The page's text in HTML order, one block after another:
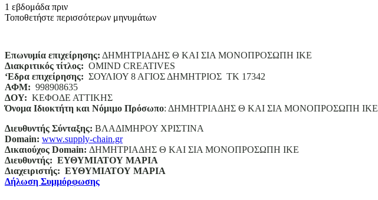
1 εβδομάδα πριν
Τοποθετήστε περισσότερων μηνυμάτων
Επωνυμία επιχείρησης: ΔΗΜΗΤΡΙΑΔΗΣ Θ ΚΑΙ ΣΙΑ ΜΟΝΟΠΡΟΣΩΠΗ ΙΚΕ
Διακριτικός τίτλος: ΟΜΙΝD CREATIVES
‘Eδρα επιχείρησης: ΣΟΥΛΙΟΥ 8 ΑΓΙΟΣ ΔΗΜΗΤΡΙΟΣ ΤΚ 17342
ΑΦΜ: 998908635
ΔΟΥ: ΚΕΦΟΔΕ ΑΤΤΙΚΗΣ
Όνομα Ιδιοκτήτη και Νόμιμο Πρόσωπο: ΔΗΜΗΤΡΙΑΔΗΣ Θ ΚΑΙ ΣΙΑ ΜΟΝΟΠΡΟΣΩΠΗ ΙΚΕ
Διευθυντής Σύνταξης: ΒΛΑΔΙΜΗΡΟΥ ΧΡΙΣΤΙΝΑ
Domain: www.supply-chain.gr
Δικαιούχος Domain: ΔΗΜΗΤΡΙΑΔΗΣ Θ ΚΑΙ ΣΙΑ ΜΟΝΟΠΡΟΣΩΠΗ ΙΚΕ
Διευθυντής: ΕΥΘΥΜΙΑΤΟΥ ΜΑΡΙΑ
Διαχειριστής: ΕΥΘΥΜΙΑΤΟΥ ΜΑΡΙΑ
Δήλωση Συμμόρφωσης